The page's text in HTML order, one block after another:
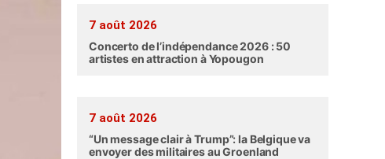
7 août 2026
Concerto de l’indépendance 2026 : 50
artistes en attraction à Yopougon
7 août 2026
“Un message clair à Trump”: la Belgique va
envoyer des militaires au Groenland